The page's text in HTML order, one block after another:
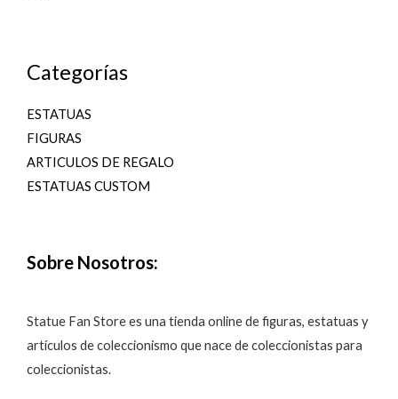
Categorías
ESTATUAS
FIGURAS
ARTICULOS DE REGALO
ESTATUAS CUSTOM
Sobre Nosotros:
Statue Fan Store es una tienda online de figuras, estatuas y
artículos de coleccionismo que nace de coleccionistas para
coleccionistas.